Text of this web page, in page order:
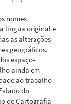
nomes
língua original e
as alterações
geográficos.
espaço-
ainda em
ao trabalho
do
de Cartografia